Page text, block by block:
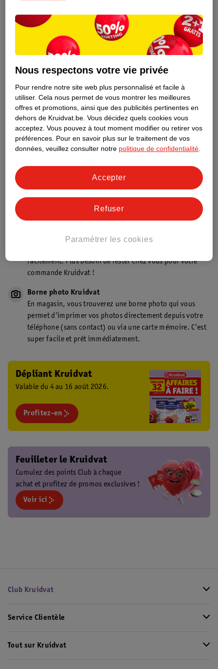
Découvrez dès maintenant l’impact
de marque Kruidvat préférés !
Aussi dans ce magasin
Point de retrait Kruidvat.be
facilement. Plus besoin de rester chez vous pour votre
commande Kruidvat !
Borne photo Kruidvat
En magasin, vous trouverez une borne photo qui vous
permet d’imprimer vos photos directement depuis votre
téléphone (sans contact) ou via une carte mémoire. C’est
super facile et prêt immédiatement.
Dépliant Kruidvat
Valable du 4 au 16 août 2026.
Profitez-en
Feuilleter le Kruidvat
Cumulez des points Club à chaque
achat et profitez de promos exclusives !
Voir ici
Club Kruidvat
Service Clientèle
Tout sur Kruidvat
Nous respectons votre vie privée
Pour rendre notre site web plus personnalisé et facile à
utiliser. Cela nous permet de vous montrer les meilleures
offres et promotions, ainsi que des publicités pertinentes en
dehors de Kruidvat.be. Vous décidez quels cookies vous
acceptez. Vous pouvez à tout moment modifier ou retirer vos
préférences. Pour en savoir plus sur le traitement de vos
données, veuillez consulter notre politique de confidentialité.
Paramétrer les cookies
Refuser
Accepter